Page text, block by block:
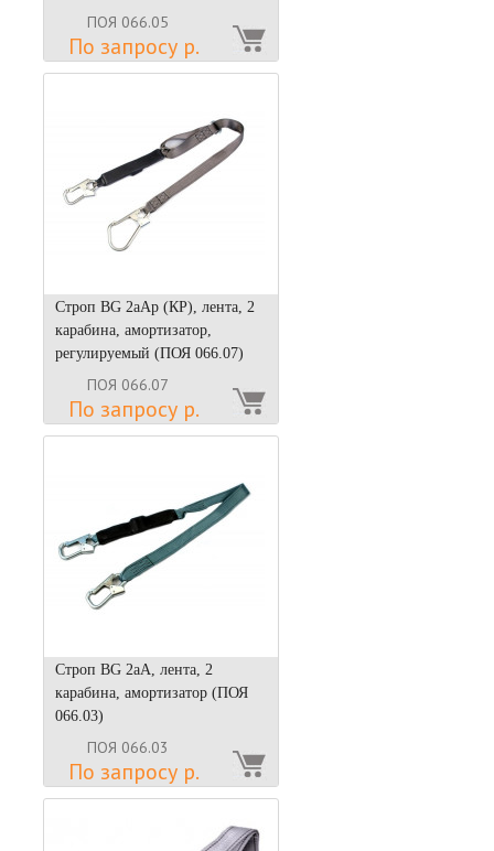
ПОЯ 066.05
По запросу р.
Строп BG 2аАр (КР), лента, 2
карабина, амортизатор,
регулируемый (ПОЯ 066.07)
ПОЯ 066.07
По запросу р.
Строп BG 2аА, лента, 2
карабина, амортизатор (ПОЯ
066.03)
ПОЯ 066.03
По запросу р.